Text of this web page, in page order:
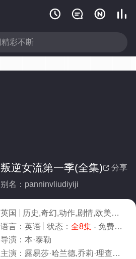
   
 分享
叛逆女流第一季(全集)
别名：panninvliudiyiji
英国 历史,奇幻,动作,剧情,欧美
2024
语言： 英语 状态： 全8集- 免费在线观看
导演： 本·泰勒
主演： 露易莎·哈兰德,乔莉·理查德森,皮普·托伦斯,尼克·穆罕默德,弗兰克·迪兰,爱丽丝·克雷梅